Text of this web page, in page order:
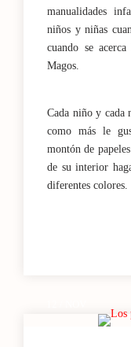
manualidades
niños y niñas
cuando se
Magos.
Cada niño y cada
como más le
montón de
de su interior
diferentes colores.